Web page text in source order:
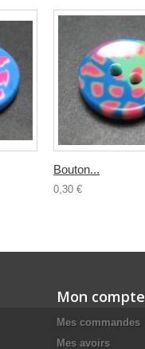
Bouton...
0,30 €
Mon compte
Mes commandes
Mes avoirs